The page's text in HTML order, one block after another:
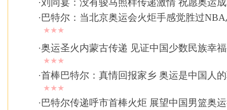
·刘同宴：没有骏马照样传递激情 祝愿奥运
· 巴特尔：当北京奥运会火炬手感觉胜过
★★★
·奥运圣火内蒙古传递 见证中国少数民族幸
★★★
·首棒巴特尔：真情回报家乡 奥运是中国人
★★★
· 巴特尔传递呼市首棒火炬 展望中国男篮奥